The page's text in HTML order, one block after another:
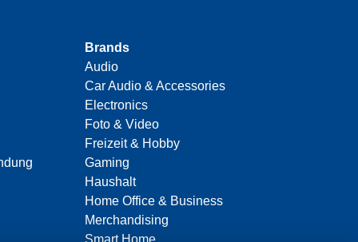
Brands
Audio
Car Audio & Accessories
Electronics
Foto & Video
Freizeit & Hobby
Gaming
Haushalt
Home Office & Business
Merchandising